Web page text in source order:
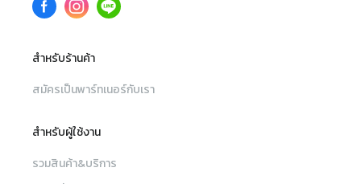
สำหรับร้านค้า
สมัครเป็นพาร์ทเนอร์กับเรา
สำหรับผู้ใช้งาน
รวมสินค้า&บริการ